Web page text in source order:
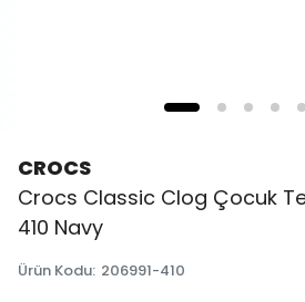
CROCS
Crocs Classic Clog Çocuk
410 Navy
Ürün Kodu: 206991-410